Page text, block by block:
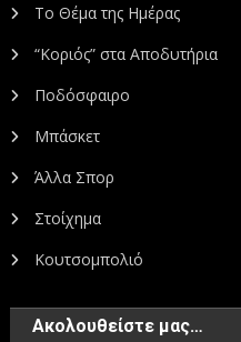
Το Θέμα της Ημέρας
“Κοριός” στα Αποδυτήρια
Ποδόσφαιρο
Μπάσκετ
Άλλα Σπορ
Στοίχημα
Κουτσομπολιό
Ακολουθείστε μας…